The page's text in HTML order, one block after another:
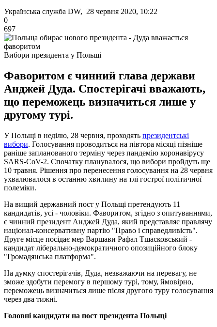
Українська служба DW, 28 червня 2020, 10:22
0
697
Вибори президента у Польщі
Фаворитом є чинний глава держави
Анджей Дуда. Спостерігачі вважають,
що переможець визначиться лише у
другому турі.
У Польщі в неділю, 28 червня, проходять президентські
вибори. Голосування проводиться на півтора місяці пізніше
раніше запланованого терміну через пандемію коронавірусу
SARS-CoV-2. Спочатку планувалося, що вибори пройдуть ще
10 травня. Рішення про перенесення голосування на 28 червня
ухвалювалося в останню хвилину на тлі гострої політичної
полеміки.
На вищий державний пост у Польщі претендують 11
кандидатів, усі - чоловіки. Фаворитом, згідно з опитуваннями,
є чинний президент Анджей Дуда, який представляє правлячу
націонал-консервативну партію "Право і справедливість".
Друге місце посідає мер Варшави Рафал Тшасковський -
кандидат ліберально-демократичного опозиційного блоку
"Громадянська платформа".
На думку спостерігачів, Дуда, незважаючи на перевагу, не
зможе здобути перемогу в першому турі, тому, ймовірно,
переможець визначиться лише після другого туру голосування
через два тижні.
Головні кандидати на пост президента Польщі